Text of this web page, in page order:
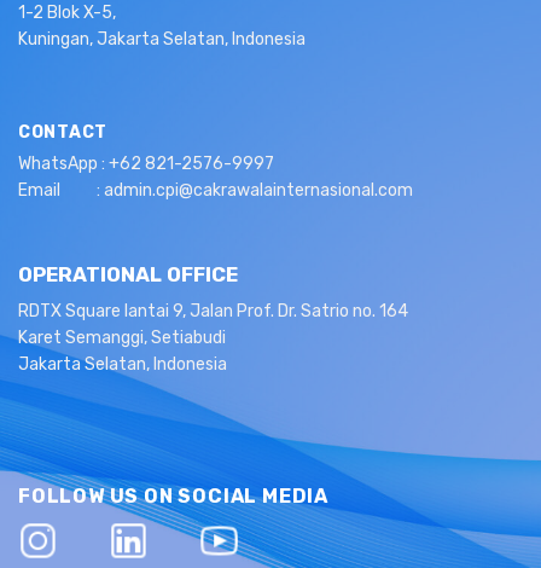
1-2 Blok X-5,
Kuningan, Jakarta Selatan, Indonesia
CONTACT
WhatsApp : +62 821-2576-9997
Email : admin.cpi@cakrawalainternasional.com
OPERATIONAL OFFICE
RDTX Square lantai 9, Jalan Prof. Dr. Satrio no. 164
Karet Semanggi, Setiabudi
Jakarta Selatan, Indonesia
FOLLOW US ON SOCIAL MEDIA